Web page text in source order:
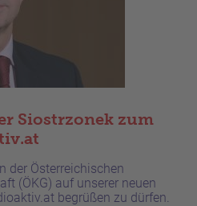
Siostrzonek zum
der Österreichischen
(ÖKG) auf unserer neuen
begrüßen zu dürfen.